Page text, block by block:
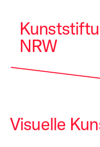
NRW
Visuelle